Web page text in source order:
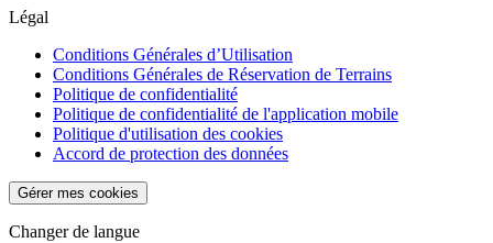
Légal
Conditions Générales d’Utilisation
Conditions Générales de Réservation de Terrains
Politique de confidentialité
Politique de confidentialité de l'application mobile
Politique d'utilisation des cookies
Accord de protection des données
Gérer mes cookies
Changer de langue